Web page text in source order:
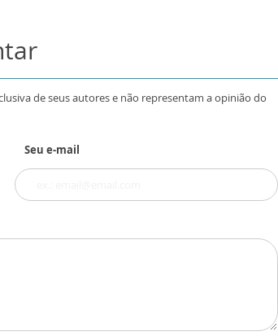
de seus autores e não representam a opinião do
Seu e-mail